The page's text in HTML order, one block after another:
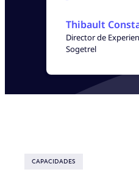
Thibault
Director de
Sogetrel
CAPACIDADES